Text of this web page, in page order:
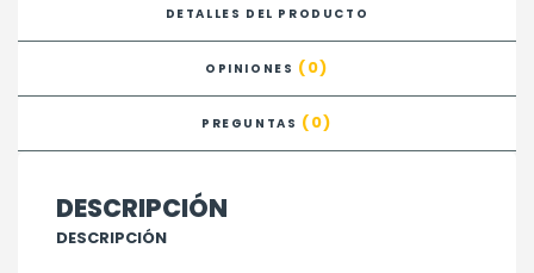
DETALLES DEL PRODUCTO
OPINIONES (0)
PREGUNTAS (0)
DESCRIPCIÓN
DESCRIPCIÓN